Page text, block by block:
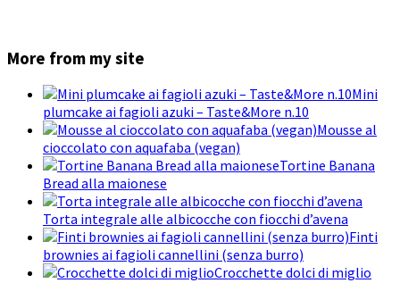
More from my site
Mini
plumcake ai fagioli azuki – Taste&More n.10
Mousse al
cioccolato con aquafaba (vegan)
Tortine Banana
Bread alla maionese
Torta integrale alle albicocche con fiocchi d’avena
Finti
brownies ai fagioli cannellini (senza burro)
Crocchette dolci di miglio